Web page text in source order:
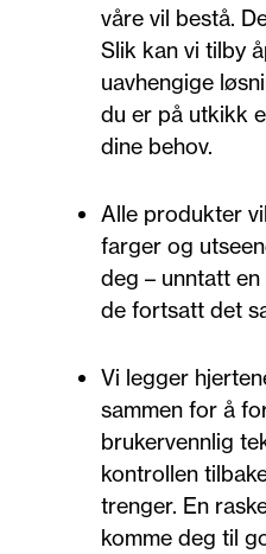
våre vil bestå.
Slik kan vi tilby
uavhengige
du er på utkikk
dine behov.
Alle produkter
farger og
deg – unntatt
de fortsatt det
Vi legger
sammen for å
brukervennlig
kontrollen
trenger. En
komme deg til